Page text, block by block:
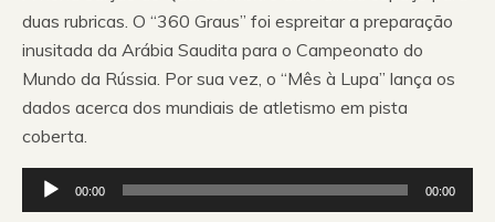
duas rubricas. O “360 Graus” foi espreitar a preparação
inusitada da Arábia Saudita para o Campeonato do
Mundo da Rússia. Por sua vez, o “Mês à Lupa” lança os
dados acerca dos mundiais de atletismo em pista
coberta.
Reprodutor
de
00:00 00:00